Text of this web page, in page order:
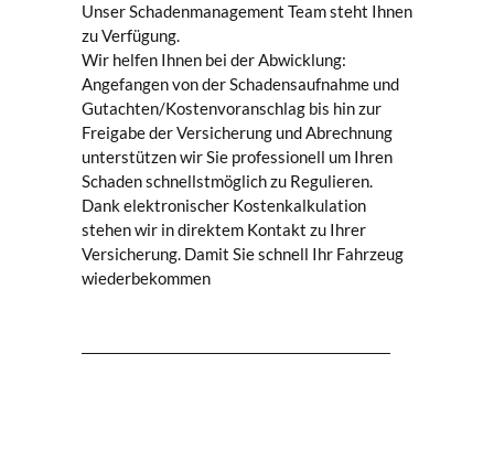
Unser Schadenmanagement Team steht Ihnen
zu Verfügung.
Wir helfen Ihnen bei der Abwicklung:
Angefangen von der Schadensaufnahme und
Gutachten/Kostenvoranschlag bis hin zur
Freigabe der Versicherung und Abrechnung
unterstützen wir Sie professionell um Ihren
Schaden schnellstmöglich zu Regulieren.
Dank elektronischer Kostenkalkulation
stehen wir in direktem Kontakt zu Ihrer
Versicherung. Damit Sie schnell Ihr Fahrzeug
wiederbekommen